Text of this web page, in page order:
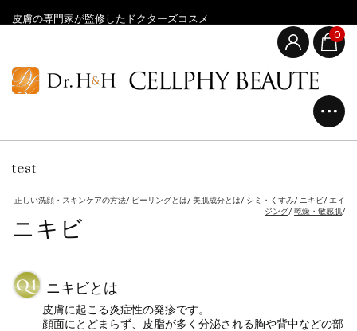
皮膚の専門家が監修したドクターズコスメ
0
test
正しい洗顔・スキンケアの方法/ ピーリングとは/美肌成分とは/ シミ・くすみ/ ニキビ/ エイ
ジング/乾燥・敏感肌/
ニキビ
ニキビとは
皮膚に起こる炎症性の発疹です。
顔面にとどまらず、皮脂が多く分泌される胸や背中などの部